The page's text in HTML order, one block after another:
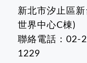
新北市汐止區
世界中心C棟)
聯絡電話：02-
1229